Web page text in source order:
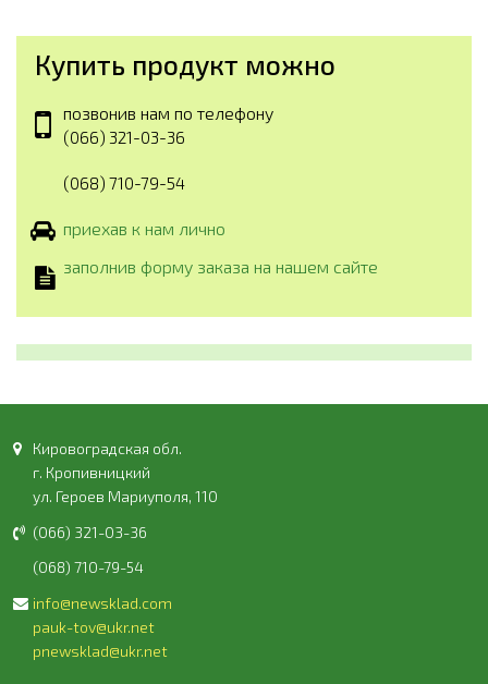
Купить продукт можно
позвонив нам по телефону
(066) 321-03-36
(068) 710-79-54
приехав к нам лично
заполнив форму заказа на нашем сайте
Кировоградская обл.
г. Кропивницкий
ул. Героев Мариуполя, 110
(066) 321-03-36
(068) 710-79-54
info@newsklad.com
pauk-tov@ukr.net
pnewsklad@ukr.net